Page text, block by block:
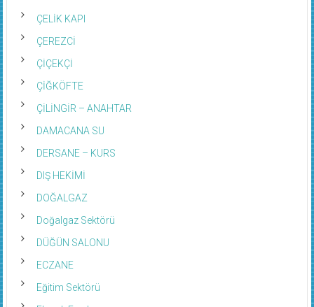
ÇELİK KAPI
ÇEREZCİ
ÇİÇEKÇİ
ÇİĞKÖFTE
ÇİLİNGİR – ANAHTAR
DAMACANA SU
DERSANE – KURS
DIŞ HEKİMİ
DOĞALGAZ
Doğalgaz Sektörü
DÜĞÜN SALONU
ECZANE
Eğitim Sektörü